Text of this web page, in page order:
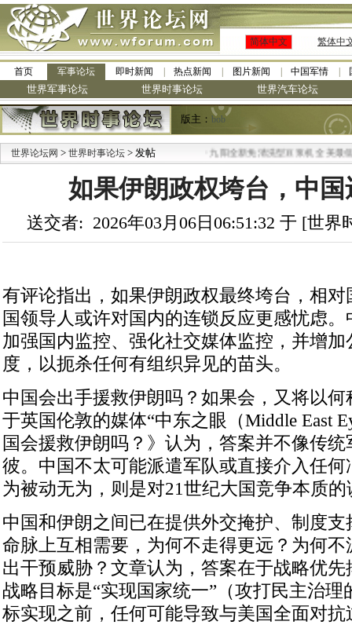
简体中文 繁体中
首页 军事论坛 即时新闻 热点新闻 图片新闻 中国军情
世界军事论坛 世界时事论坛 世界汽车论坛
版主： bob
世界论坛网 > 世界时事论坛 > 发帖 九阳全新免清洗型豆浆机 全美最低
如果伊朗政权垮台，中国
送交者: 2026年03月06日06:51:32 于 [世
有评论指出，如果伊朗政权最终垮台，相
国领导人或许对国内的连锁反应更感忧虑
加强国内监控、强化社交媒体监控，并增
度，以扼杀任何有组织异见的苗头。
中国会出手援救伊朗吗？如果会，又将以
于英国伦敦的媒体“中东之眼（Middle East
国会援救伊朗吗？》认为，答案并不像传
彼。中国不太可能派遣军队或直接介入任
为被动无为，则是对21世纪大国竞争本质的
中国和伊朗之间已在提供外交掩护、制度
命脉上互相需要，为何不走得更远？为何
出干预威胁？文章认为，答案在于战略优
战略目标是“实现国家统一”（攻打民主治
标实现之前，任何可能导致与美国全面对